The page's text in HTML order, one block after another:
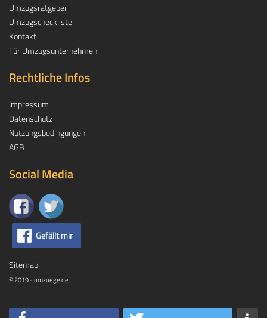
Umzugsratgeber
Umzugscheckliste
Kontakt
Für Umzugsunternehmen
Rechtliche Infos
Impressum
Datenschutz
Nutzungsbedingungen
AGB
Social Media
Gefällt mir
Sitemap
© 2019 - umzuege.de